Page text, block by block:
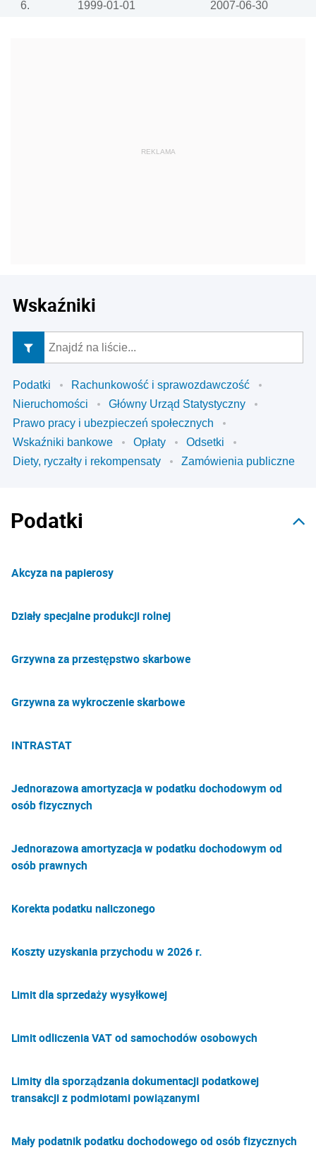
6.
1999-01-01 2007-06-30
Wskaźniki
Podatki
Rachunkowość i sprawozdawczość
Nieruchomości
Główny Urząd Statystyczny
Prawo pracy i ubezpieczeń społecznych
Wskaźniki bankowe
Opłaty
Odsetki
Diety, ryczałty i rekompensaty
Zamówienia publiczne
Podatki
Akcyza na papierosy
Działy specjalne produkcji rolnej
Grzywna za przestępstwo skarbowe
Grzywna za wykroczenie skarbowe
INTRASTAT
Jednorazowa amortyzacja w podatku dochodowym od
osób fizycznych
Jednorazowa amortyzacja w podatku dochodowym od
osób prawnych
Korekta podatku naliczonego
Koszty uzyskania przychodu w 2026 r.
Limit dla sprzedaży wysyłkowej
Limit odliczenia VAT od samochodów osobowych
Limity dla sporządzania dokumentacji podatkowej
transakcji z podmiotami powiązanymi
Mały podatnik podatku dochodowego od osób fizycznych